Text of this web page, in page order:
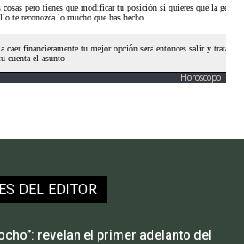
Horoscopo
DEL EDITOR
revelan el primer adelanto del